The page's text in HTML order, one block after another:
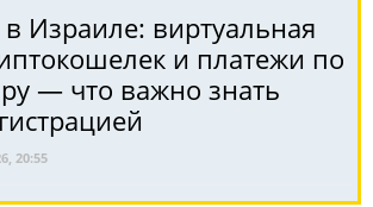
в Израиле: виртуальная
и платежи по
— что важно знать
20:55